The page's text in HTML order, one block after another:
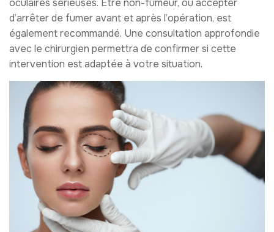
oculaires sérieuses. Être non-fumeur, ou accepter
d’arrêter de fumer avant et après l’opération, est
également recommandé. Une consultation approfondie
avec le chirurgien permettra de confirmer si cette
intervention est adaptée à votre situation.